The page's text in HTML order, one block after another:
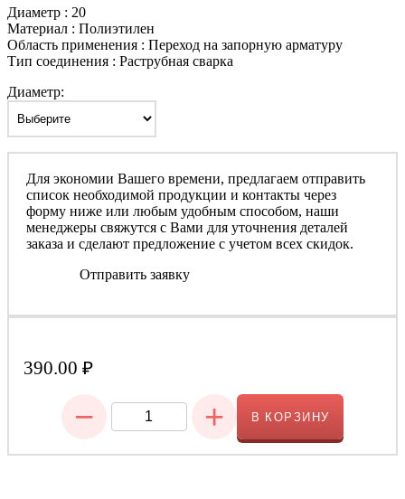
Диаметр : 20
Материал : Полиэтилен
Область применения : Переход на запорную арматуру
Тип соединения : Раструбная сварка
Диаметр:
Для экономии Вашего времени, предлагаем отправить
список необходимой продукции и контакты через
форму ниже или любым удобным способом, наши
менеджеры свяжутся с Вами для уточнения деталей
заказа и сделают предложение с учетом всех скидок.
Отправить заявку
390.00 ₽
− + В КОРЗИНУ